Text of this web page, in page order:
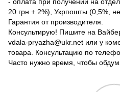
- оплата при получении на
20 грн + 2%), Укрпошты (0,5%,
Гарантия от производителя.
Консультирую! Пишите на
vdala-pryazha@ukr.net или у
товара. Консультацию по
Часто нужно время, чтобы